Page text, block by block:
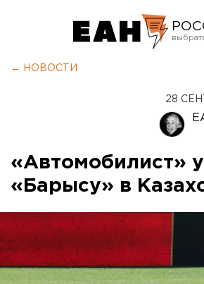
← НОВОСТИ
28
«Автомобилист»
«Барысу» в